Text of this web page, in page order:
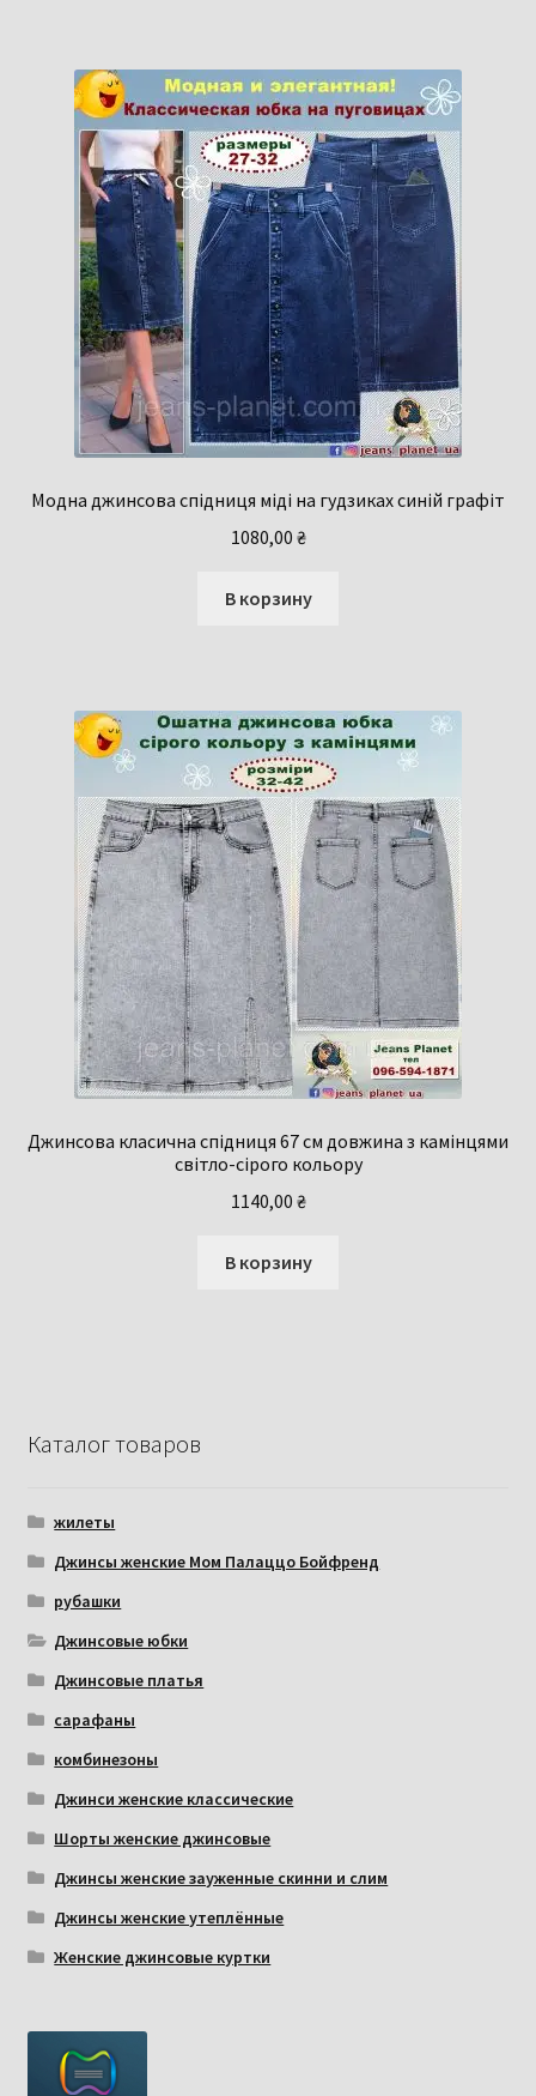
Модна джинсова спідниця міді на гудзиках синій графіт
1080,00 ₴
В корзину
Джинсова класична спідниця 67 см довжина з камінцями
світло-сірого кольору
1140,00 ₴
В корзину
Каталог товаров
жилеты
Джинсы женские Мом Палаццо Бойфренд
рубашки
Джинсовые юбки
Джинсовые платья
сарафаны
комбинезоны
Джинси женские классические
Шорты женские джинсовые
Джинсы женские зауженные скинни и слим
Джинсы женские утеплённые
Женские джинсовые куртки